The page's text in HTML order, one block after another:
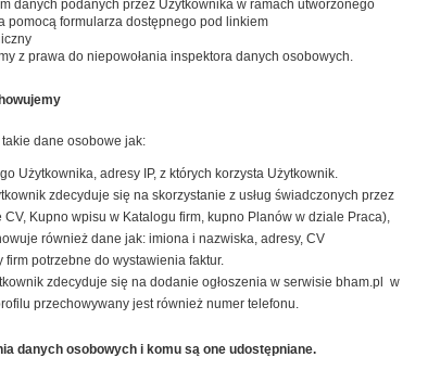
danych podanych przez Użytkownika w ramach utworzonego
pomocą formularza dostępnego pod linkiem
z prawa do niepowołania inspektora danych osobowych.
dane osobowe jak:
Użytkownika, adresy IP, z których korzysta Użytkownik.
zdecyduje się na skorzystanie z usług świadczonych przez
CV, Kupno wpisu w Katalogu firm, kupno Planów w dziale Praca),
również dane jak: imiona i nazwiska, adresy, CV
firm potrzebne do wystawienia faktur.
zdecyduje się na dodanie ogłoszenia w serwisie bham.pl w
przechowywany jest również numer telefonu.
danych osobowych i komu są one udostępniane.